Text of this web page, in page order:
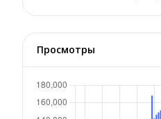
Просмотры